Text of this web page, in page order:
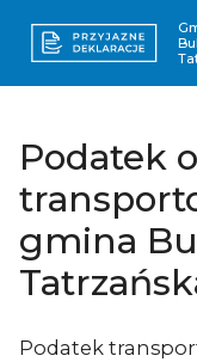
Podatek
gmina
Podatek